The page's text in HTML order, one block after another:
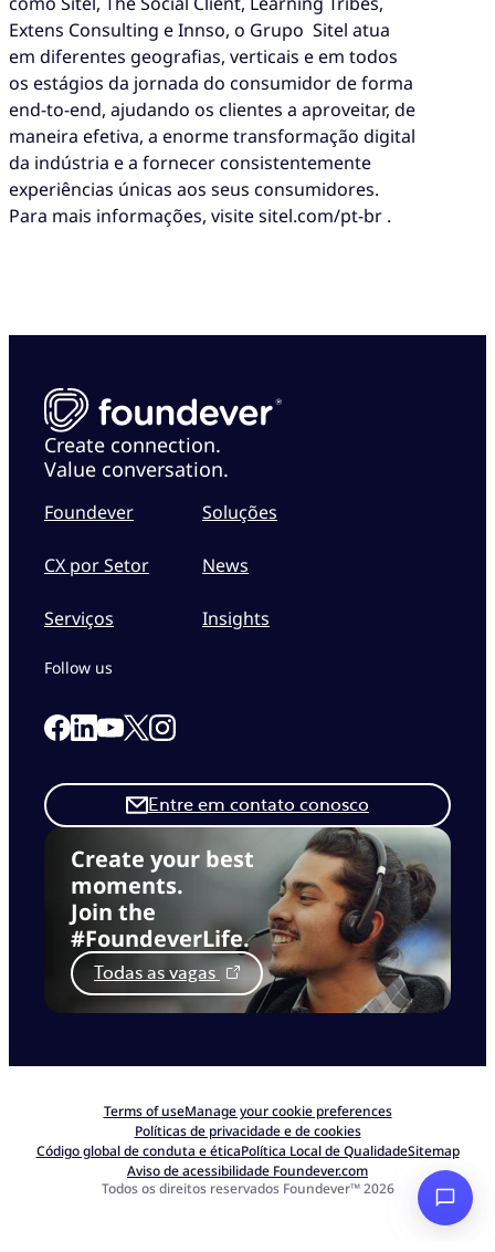
Extens Consulting e Innso, o Grupo Sitel atua
em diferentes geografias, verticais e em todos
os estágios da jornada do consumidor de forma
end-to-end, ajudando os clientes a aproveitar, de
maneira efetiva, a enorme transformação digital
da indústria e a fornecer consistentemente
experiências únicas aos seus consumidores.
Para mais informações, visite sitel.com/pt-br .
Create connection.
Value conversation.
Foundever
CX por Setor
Serviços
Soluções
News
Insights
Create your best
moments.
Join the
#FoundeverLife.
Todas as vagas
Entre em contato conosco
Follow us
Link to our Facebook page
Link to our Linkedin page
Link to our Youtube page
Link to our X page
Link to our Instagram page
Terms of useManage your cookie preferences
Políticas de privacidade e de cookies
Código global de conduta e éticaPolítica Local de QualidadeSitemap
Aviso de acessibilidade Foundever.com
Todos os direitos reservados Foundever™ 2026